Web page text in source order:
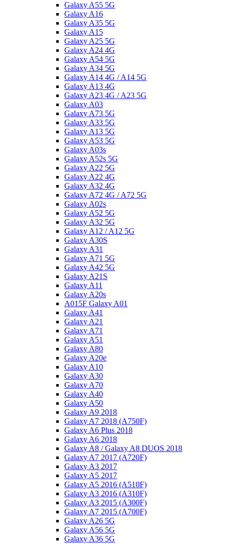
Galaxy A55 5G
Galaxy A16
Galaxy A35 5G
Galaxy A15
Galaxy A25 5G
Galaxy A24 4G
Galaxy A54 5G
Galaxy A34 5G
Galaxy A14 4G / A14 5G
Galaxy A13 4G
Galaxy A23 4G / A23 5G
Galaxy A03
Galaxy A73 5G
Galaxy A33 5G
Galaxy A13 5G
Galaxy A53 5G
Galaxy A03s
Galaxy A52s 5G
Galaxy A22 5G
Galaxy A22 4G
Galaxy A32 4G
Galaxy A72 4G / A72 5G
Galaxy A02s
Galaxy A52 5G
Galaxy A32 5G
Galaxy A12 / A12 5G
Galaxy A30S
Galaxy A31
Galaxy A71 5G
Galaxy A42 5G
Galaxy A21S
Galaxy A11
Galaxy A20s
A015F Galaxy A01
Galaxy A41
Galaxy A21
Galaxy A71
Galaxy A51
Galaxy A80
Galaxy A20e
Galaxy A10
Galaxy A30
Galaxy A70
Galaxy A40
Galaxy A50
Galaxy A9 2018
Galaxy A7 2018 (A750F)
Galaxy A6 Plus 2018
Galaxy A6 2018
Galaxy A8 / Galaxy A8 DUOS 2018
Galaxy A7 2017 (A720F)
Galaxy A3 2017
Galaxy A5 2017
Galaxy A5 2016 (A510F)
Galaxy A3 2016 (A310F)
Galaxy A3 2015 (A300F)
Galaxy A7 2015 (A700F)
Galaxy A26 5G
Galaxy A56 5G
Galaxy A36 5G